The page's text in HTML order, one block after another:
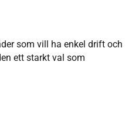
som vill ha enkel drift och
ett starkt val som